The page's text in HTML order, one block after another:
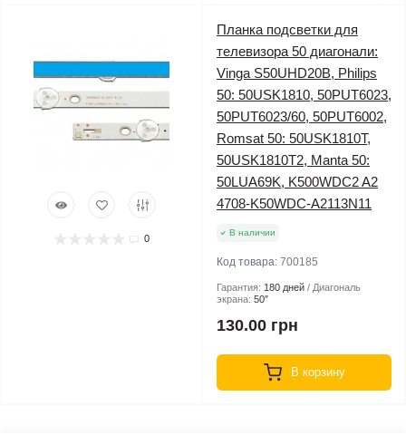
0
Планка подсветки для
телевизора 50 диагонали:
Vinga S50UHD20B, Philips
50: 50USK1810, 50PUT6023,
50PUT6023/60, 50PUT6002,
Romsat 50: 50USK1810T,
50USK1810T2, Manta 50:
50LUA69K, K500WDC2 A2
4708-K50WDC-A2113N11
В наличии
Код товара: 700185
Гарантия: 180 дней
Диагональ
экрана: 50″
130.00 грн
В корзину